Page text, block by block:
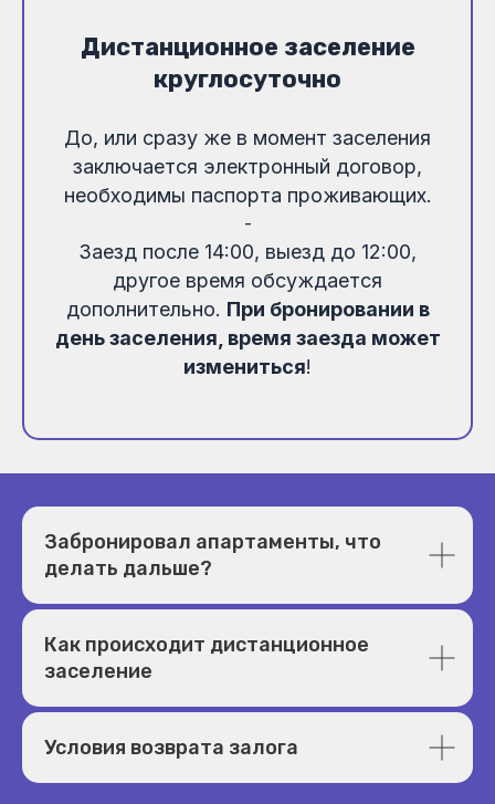
Дистанционное заселение
круглосуточно
До, или сразу же в момент заселения
заключается электронный договор,
необходимы паспорта проживающих.
-
Заезд после 14:00, выезд до 12:00,
другое время обсуждается
дополнительно. При бронировании в
день заселения, время заезда может
измениться!
Забронировал апартаменты, что
делать дальше?
Как происходит дистанционное
заселение
Условия возврата залога